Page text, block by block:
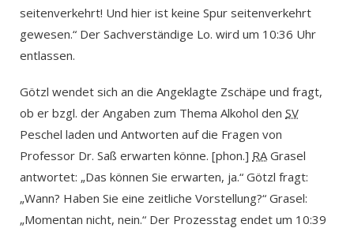
seitenverkehrt! Und hier ist keine Spur seitenverkehrt
gewesen.“ Der Sachverständige Lo. wird um 10:36 Uhr
entlassen.
Götzl wendet sich an die Angeklagte Zschäpe und fragt,
ob er bzgl. der Angaben zum Thema Alkohol den SV
Peschel laden und Antworten auf die Fragen von
Professor Dr. Saß erwarten könne. [phon.] RAGrasel
antwortet: „Das können Sie erwarten, ja.“ Götzl fragt:
„Wann? Haben Sie eine zeitliche Vorstellung?“ Grasel:
„Momentan nicht, nein.“ Der Prozesstag endet um 10:39